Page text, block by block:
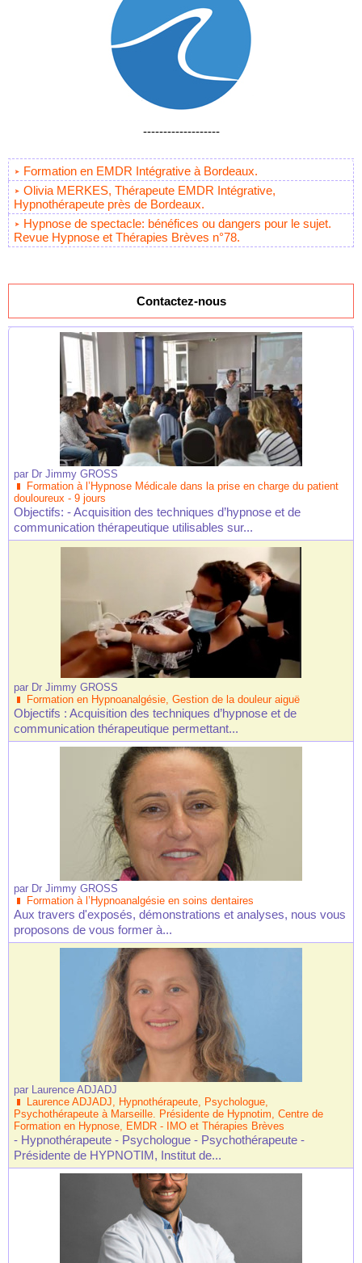
-------------------
Formation en EMDR Intégrative à Bordeaux.
Olivia MERKES, Thérapeute EMDR Intégrative,
Hypnothérapeute près de Bordeaux.
Hypnose de spectacle: bénéfices ou dangers pour le sujet.
Revue Hypnose et Thérapies Brèves n°78.
Contactez-nous
par Dr Jimmy GROSS
Formation à l’Hypnose Médicale dans la prise en charge du patient
douloureux - 9 jours
Objectifs: - Acquisition des techniques d’hypnose et de
communication thérapeutique utilisables sur...
par Dr Jimmy GROSS
Formation en Hypnoanalgésie, Gestion de la douleur aiguë
Objectifs : Acquisition des techniques d’hypnose et de
communication thérapeutique permettant...
par Dr Jimmy GROSS
Formation à l’Hypnoanalgésie en soins dentaires
Aux travers d'exposés, démonstrations et analyses, nous vous
proposons de vous former à...
par Laurence ADJADJ
Laurence ADJADJ, Hypnothérapeute, Psychologue,
Psychothérapeute à Marseille. Présidente de Hypnotim, Centre de
Formation en Hypnose, EMDR - IMO et Thérapies Brèves
- Hypnothérapeute - Psychologue - Psychothérapeute -
Présidente de HYPNOTIM, Institut de...